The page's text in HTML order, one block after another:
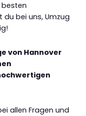
du bei uns, Umzug
von Hannover
allen Fragen und